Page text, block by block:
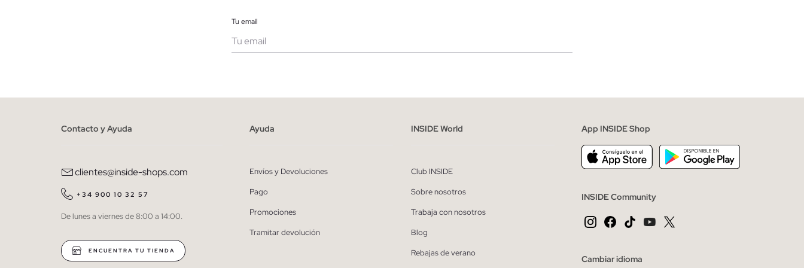
Tu email
* Puedes cancelar la suscripción en cualquier momento.
Contacto y Ayuda
clientes@inside-shops.com
+34 900 10 32 57
De lunes a viernes de 8:00 a 14:00.
ENCUENTRA TU TIENDA
Ayuda
Envíos y Devoluciones
Pago
Promociones
Tramitar devolución
INSIDE World
Club INSIDE
Sobre nosotros
Trabaja con nosotros
Blog
Rebajas de verano
App INSIDE Shop
INSIDE Community
Cambiar idioma